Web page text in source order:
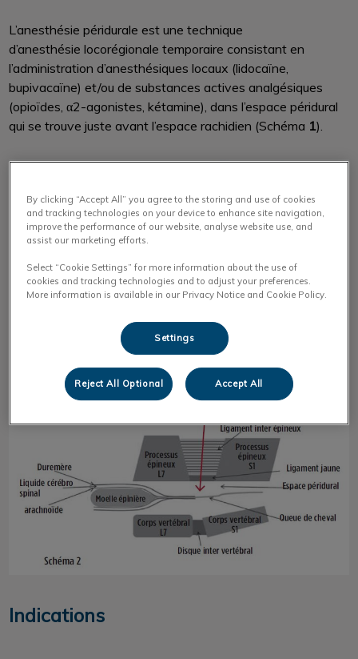
L’anesthésie péridurale est une technique
d’anesthésie locorégionale temporaire consistant en
l’administration d’anesthésiques locaux (lidocaïne,
bupivacaïne) et/ou de substances actives analgésiques
(opioïdes, α2-agonistes, kétamine), dans l’espace péridural
qui se trouve juste avant l’espace rachidien (Schéma 1).
Indications
By clicking “Accept All” you agree to the storing and use of cookies
and tracking technologies on your device to enhance site navigation,
improve the performance of our website, analyse website use, and
assist our marketing efforts.
Select “Cookie Settings” for more information about the use of
cookies and tracking technologies and to adjust your preferences.
More information is available in our Privacy Notice and Cookie Policy.
Settings
Reject All Optional Accept All